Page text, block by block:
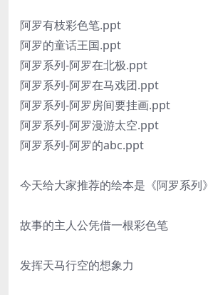
阿罗有枝彩色笔.ppt
阿罗的童话王国.ppt
阿罗系列-阿罗在北极.ppt
阿罗系列-阿罗在马戏团.ppt
阿罗系列-阿罗房间要挂画.ppt
阿罗系列-阿罗漫游太空.ppt
阿罗系列-阿罗的abc.ppt
今天给大家推荐的绘本是《阿罗系列》
故事的主人公凭借一根彩色笔
发挥天马行空的想象力